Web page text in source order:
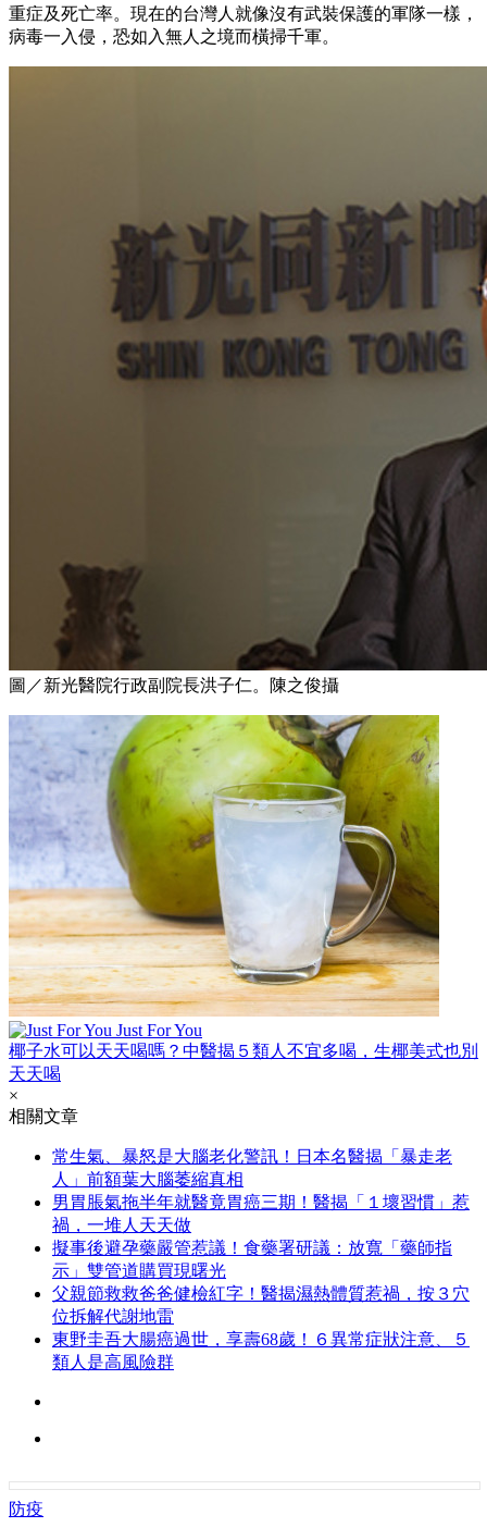
重症及死亡率。現在的台灣人就像沒有武裝保護的軍隊一樣，
病毒一入侵，恐如入無人之境而橫掃千軍。
圖／新光醫院行政副院長洪子仁。陳之俊攝
Just For You
椰子水可以天天喝嗎？中醫揭５類人不宜多喝，生椰美式也別
天天喝
×
相關文章
常生氣、暴怒是大腦老化警訊！日本名醫揭「暴走老
人」前額葉大腦萎縮真相
男胃脹氣拖半年就醫竟胃癌三期！醫揭「１壞習慣」惹
禍，一堆人天天做
擬事後避孕藥嚴管惹議！食藥署研議：放寬「藥師指
示」雙管道購買現曙光
父親節救救爸爸健檢紅字！醫揭濕熱體質惹禍，按３穴
位拆解代謝地雷
東野圭吾大腸癌過世，享壽68歲！６異常症狀注意、５
類人是高風險群
防疫